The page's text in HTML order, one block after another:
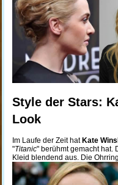
Style der Stars:
Look
Im Laufe der Zeit hatKate
"Titanic" berühmt gemacht hat.
Kleid blendend aus. Die